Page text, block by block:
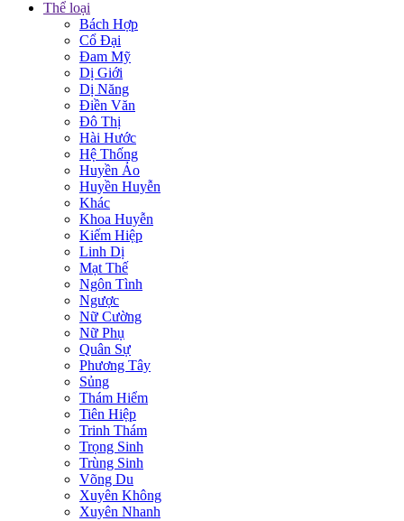
Thể loại
Bách Hợp
Cổ Đại
Đam Mỹ
Dị Giới
Dị Năng
Điền Văn
Đô Thị
Hài Hước
Hệ Thống
Huyền Ảo
Huyền Huyễn
Khác
Khoa Huyễn
Kiếm Hiệp
Linh Dị
Mạt Thế
Ngôn Tình
Ngược
Nữ Cường
Nữ Phụ
Quân Sự
Phương Tây
Sủng
Thám Hiểm
Tiên Hiệp
Trinh Thám
Trọng Sinh
Trùng Sinh
Võng Du
Xuyên Không
Xuyên Nhanh